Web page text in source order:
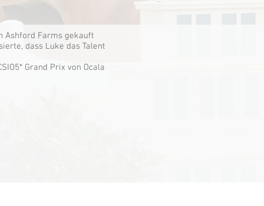
Ashford Farms gekauft
dass Luke das Talent
Grand Prix von Ocala